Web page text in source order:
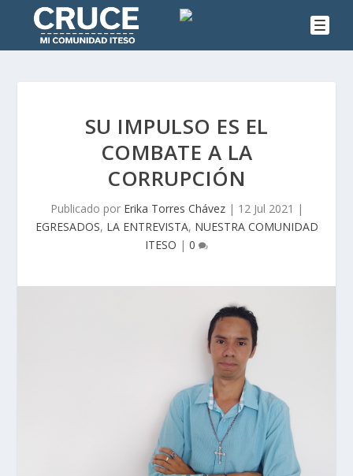
SU IMPULSO ES EL
COMBATE A LA
CORRUPCIÓN
Publicado por Erika Torres Chávez| 12 Jul 2021 |
EGRESADOS, LA ENTREVISTA, NUESTRA COMUNIDAD
ITESO | 0